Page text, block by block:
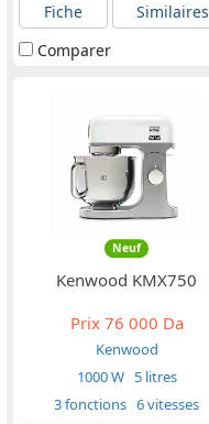
Fiche
Similaires
Comparer
Neuf
Kenwood KMX750
Prix76 000 Da
Kenwood
1000 W 5 litres
3 fonctions 6 vitesses